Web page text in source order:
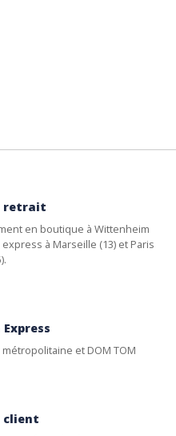
retrait
en boutique à Wittenheim
à Marseille (13) et Paris
et DOM TOM
client